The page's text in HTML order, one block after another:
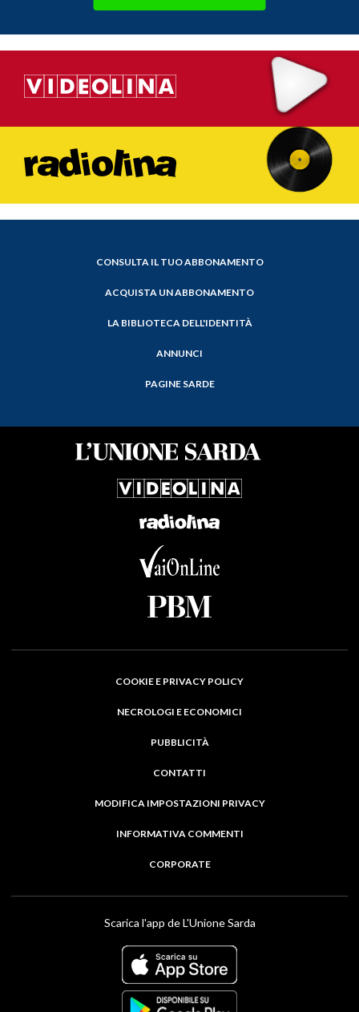
CONSULTA IL TUO ABBONAMENTO
ACQUISTA UN ABBONAMENTO
LA BIBLIOTECA DELL'IDENTITÀ
ANNUNCI
PAGINE SARDE
COOKIE E PRIVACY POLICY
NECROLOGI E ECONOMICI
PUBBLICITÀ
CONTATTI
MODIFICA IMPOSTAZIONI PRIVACY
INFORMATIVA COMMENTI
CORPORATE
Scarica l'app de L'Unione Sarda